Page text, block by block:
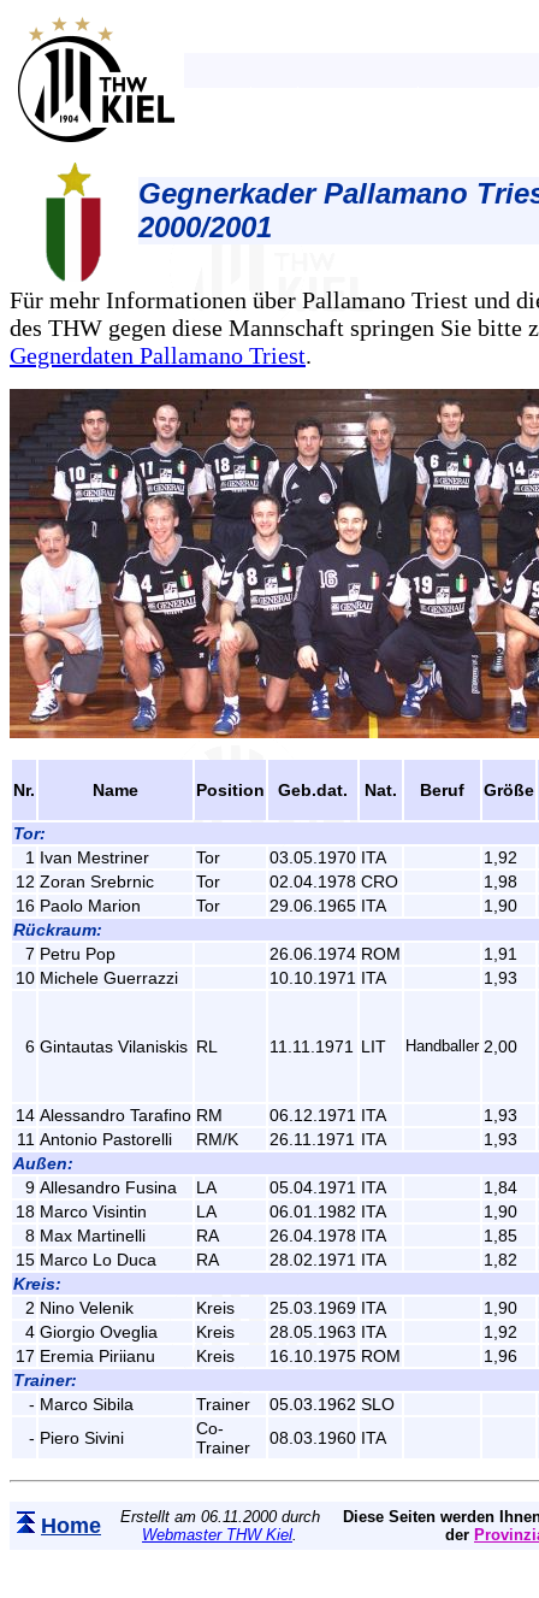
Gegnerkader Pallamano
2000/2001
Für mehr Informationen über Pallamano Triest und
des THW gegen diese Mannschaft springen Sie bitte
Gegnerdaten Pallamano Triest.
Nr. Name Position Geb.dat. Nat. Beruf Größe
Tor:
1 Ivan Mestriner Tor 03.05.1970 ITA
1,92
12 Zoran Srebrnic Tor 02.04.1978 CRO
1,98
16 Paolo Marion Tor 29.06.1965 ITA
1,90
Rückraum:
7 Petru Pop 26.06.1974 ROM
1,91
10 Michele Guerrazzi 10.10.1971 ITA 1,93
6 Gintautas Vilaniskis RL 11.11.1971 LIT Handballer 2,00
14 Alessandro Tarafino RM 06.12.1971 ITA
1,93
11 Antonio Pastorelli RM/K 26.11.1971 ITA
1,93
Außen:
9 Allesandro Fusina LA 05.04.1971 ITA
1,84
18 Marco Visintin LA 06.01.1982 ITA
1,90
8 Max Martinelli RA 26.04.1978 ITA
1,85
15 Marco Lo Duca RA 28.02.1971 ITA
1,82
Kreis:
2 Nino Velenik Kreis 25.03.1969 ITA
1,90
4 Giorgio Oveglia Kreis 28.05.1963 ITA
1,92
17 Eremia Piriianu Kreis 16.10.1975 ROM
1,96
Trainer:
- Marco Sibila Trainer 05.03.1962 SLO
- Piero Sivini
Co-
Trainer
08.03.1960 ITA
Home
Erstellt am 06.11.2000 durch
Webmaster THW Kiel.
Diese Seiten werden
der